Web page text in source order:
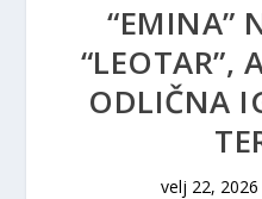
“EMINA”
“LEOTAR”,
ODLIČNA
velj 22, 2026